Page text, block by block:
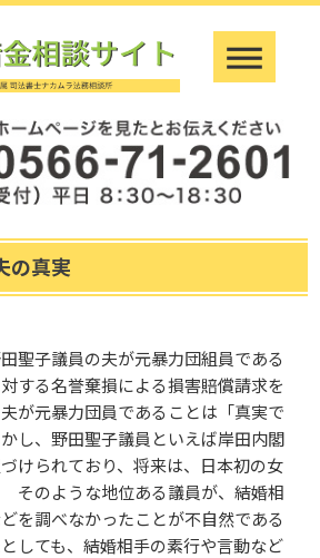
の真実
聖子議員の夫が元暴力団組員である
する名誉棄損による損害賠償請求を
が元暴力団員であることは「真実で
し、野田聖子議員といえば岸田内閣
けられており、将来は、日本初の女
そのような地位ある議員が、結婚相
を調べなかったことが不自然である
しても、結婚相手の素行や言動など